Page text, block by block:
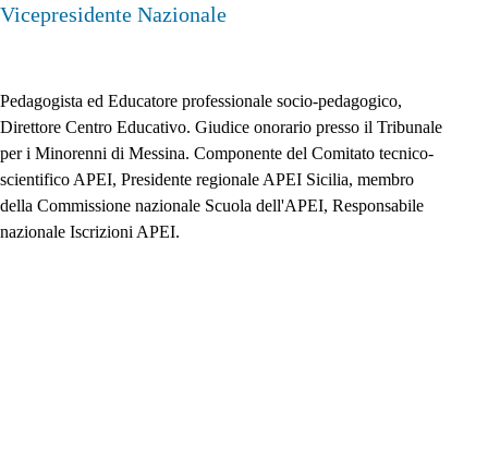
Vicepresidente Nazionale
Pedagogista ed Educatore professionale socio-pedagogico,
Direttore Centro Educativo. Giudice onorario presso il Tribunale
per i Minorenni di Messina. Componente del Comitato tecnico-
scientifico APEI, Presidente regionale APEI Sicilia, membro
della Commissione nazionale Scuola dell'APEI, Responsabile
nazionale Iscrizioni APEI.